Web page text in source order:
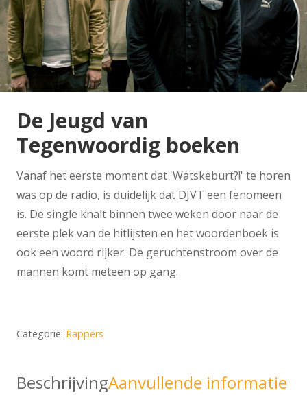
De Jeugd van
Tegenwoordig boeken
Vanaf het eerste moment dat 'Watskeburt?!' te horen
was op de radio, is duidelijk dat DJVT een fenomeen
is. De single knalt binnen twee weken door naar de
eerste plek van de hitlijsten en het woordenboek is
ook een woord rijker. De geruchtenstroom over de
mannen komt meteen op gang.
Categorie: Rappers
BeschrijvingAanvullende informatie